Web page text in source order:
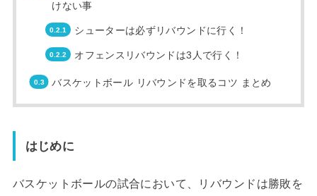
けない事
シューターは必ずリバウンドに行く！
オフェンスリバウンドは3人で行く！
バスケットボール リバウンドを取るコツ まとめ
はじめに
バスケットボールの試合において、リバウンドは勝敗を